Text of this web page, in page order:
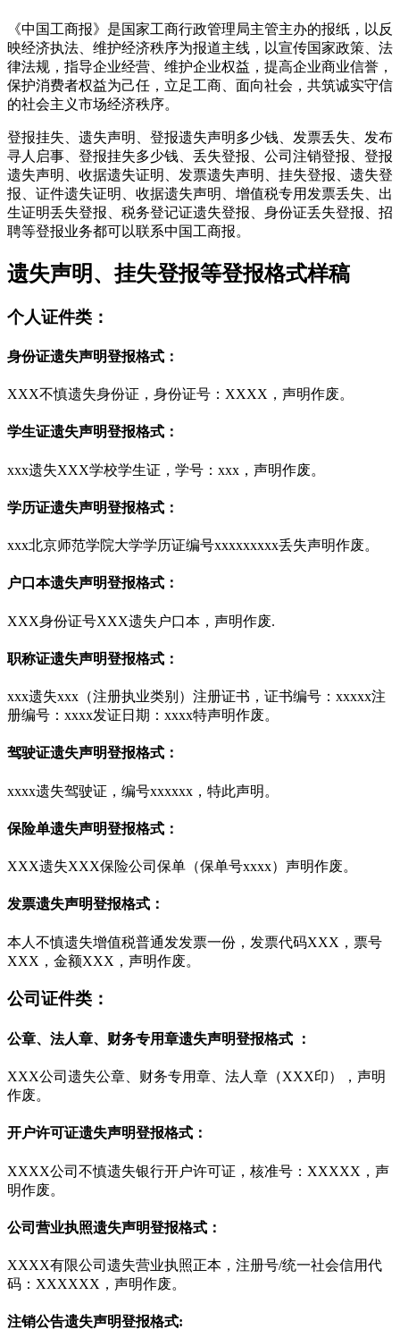
《中国工商报》是国家工商行政管理局主管主办的报纸，以反
映经济执法、维护经济秩序为报道主线，以宣传国家政策、法
律法规，指导企业经营、维护企业权益，提高企业商业信誉，
保护消费者权益为己任，立足工商、面向社会，共筑诚实守信
的社会主义市场经济秩序。
登报挂失、遗失声明、登报遗失声明多少钱、发票丢失、发布
寻人启事、登报挂失多少钱、丢失登报、公司注销登报、登报
遗失声明、收据遗失证明、发票遗失声明、挂失登报、遗失登
报、证件遗失证明、收据遗失声明、增值税专用发票丢失、出
生证明丢失登报、税务登记证遗失登报、身份证丢失登报、招
聘等登报业务都可以联系中国工商报。
遗失声明、挂失登报等登报格式样稿
个人证件类：
身份证遗失声明登报格式：
XXX不慎遗失身份证，身份证号：XXXX，声明作废。
学生证遗失声明登报格式：
xxx遗失XXX学校学生证，学号：xxx，声明作废。
学历证遗失声明登报格式：
xxx北京师范学院大学学历证编号xxxxxxxxx丢失声明作废。
户口本遗失声明登报格式：
XXX身份证号XXX遗失户口本，声明作废.
职称证遗失声明登报格式：
xxx遗失xxx（注册执业类别）注册证书，证书编号：xxxxx注
册编号：xxxx发证日期：xxxx特声明作废。
驾驶证遗失声明登报格式：
xxxx遗失驾驶证，编号xxxxxx，特此声明。
保险单遗失声明登报格式：
XXX遗失XXX保险公司保单（保单号xxxx）声明作废。
发票遗失声明登报格式：
本人不慎遗失增值税普通发发票一份，发票代码XXX，票号
XXX，金额XXX，声明作废。
公司证件类：
公章、法人章、财务专用章遗失声明登报格式 ：
XXX公司遗失公章、财务专用章、法人章（XXX印），声明
作废。
开户许可证遗失声明登报格式：
XXXX公司不慎遗失银行开户许可证，核准号：XXXXX，声
明作废。
公司营业执照遗失声明登报格式：
XXXX有限公司遗失营业执照正本，注册号/统一社会信用代
码：XXXXXX，声明作废。
注销公告遗失声明登报格式: